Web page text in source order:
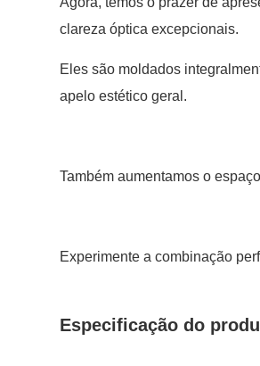
clareza óptica excepcionais.
Eles são moldados
apelo estético geral.
Também aumentamos o
Experimente a combinação
Especificação do